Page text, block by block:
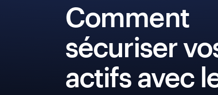
Comment
sécuriser
actifs avec